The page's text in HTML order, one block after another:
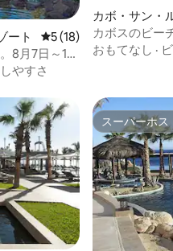
価
ート レビュー18件、5つ星
5 (18)
8月7日～11
やすさ
カボ・サン・
ト
カボスのビー
ックなデラッ
おもてなし ·
スーパーホス
スーパーホス